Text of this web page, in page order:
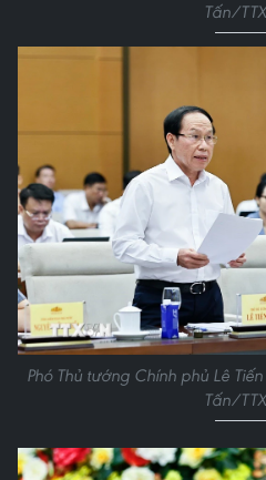
Tấn/
Phó Thủ tướng Chính phủ Lê
Tấn/